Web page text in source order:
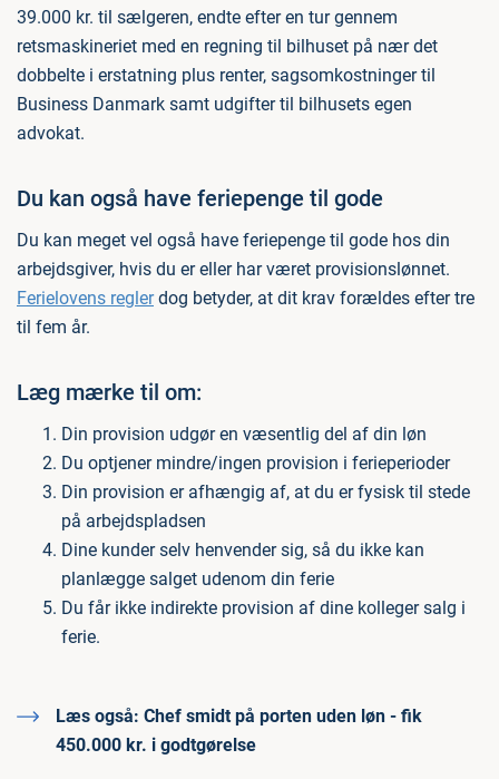
39.000 kr. til sælgeren, endte efter en tur gennem
retsmaskineriet med en regning til bilhuset på nær det
dobbelte i erstatning plus renter, sagsomkostninger til
Business Danmark samt udgifter til bilhusets egen
advokat.
Du kan også have feriepenge til gode
Du kan meget vel også have feriepenge til gode hos din
arbejdsgiver, hvis du er eller har været provisionslønnet.
Ferielovens reglerdog betyder, at dit krav forældes efter tre
til fem år.
Læg mærke til om:
Din provision udgør en væsentlig del af din løn
Du optjener mindre/ingen provision i ferieperioder
Din provision er afhængig af, at du er fysisk til stede
på arbejdspladsen
Dine kunder selv henvender sig, så du ikke kan
planlægge salget udenom din ferie
Du får ikke indirekte provision af dine kolleger salg i
ferie.
Læs også: Chef smidt på porten uden løn - fik
450.000 kr. i godtgørelse